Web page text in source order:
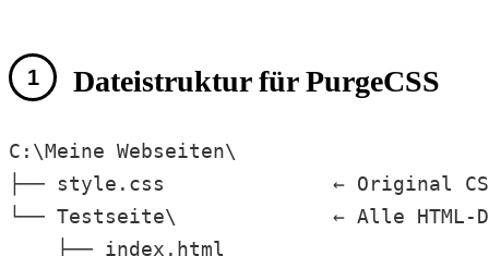
Dateistruktur für PurgeCSS
C:\Meine Webseiten\
├── style.css              ← Original
└── Testseite\             ← Alle HTML-
    ├── index.html